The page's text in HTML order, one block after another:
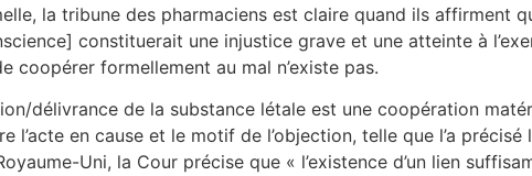
la tribune des pharmaciens est claire quand ils affirment
constituerait une injustice grave et une atteinte à
coopérer formellement au mal n’existe pas.
délivrance de la substance létale est une coopération
en cause et le motif de l’objection, telle que l’a
Uni, la Cour précise que « l’existence d’un lien